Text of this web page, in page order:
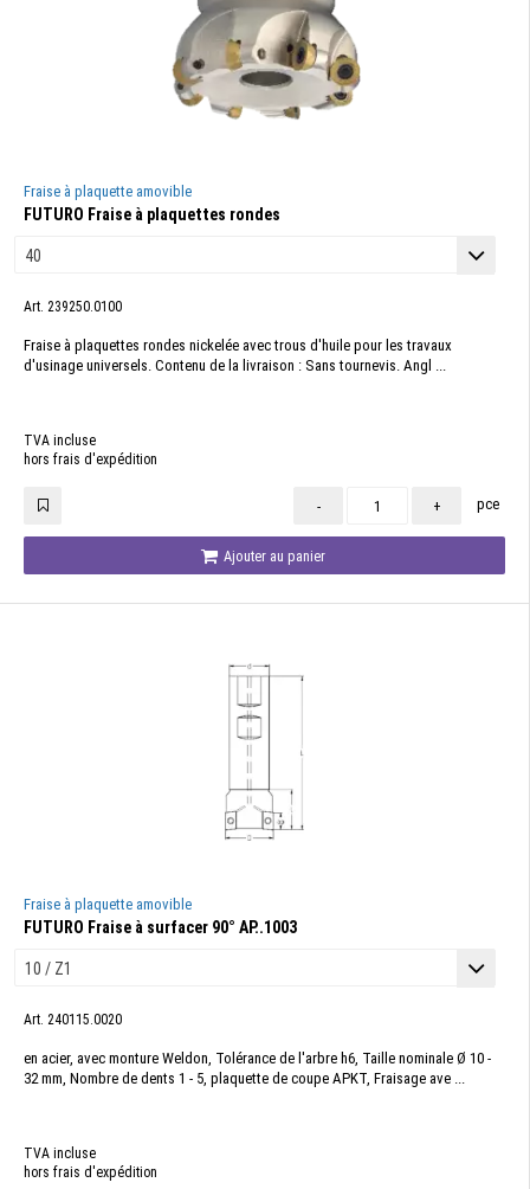
Fraise à plaquette amovible
FUTURO Fraise à plaquettes rondes
Art. 239250.0100
Fraise à plaquettes rondes nickelée avec trous d'huile pour les travaux
d'usinage universels. Contenu de la livraison : Sans tournevis. Angl ...
TVA incluse
hors frais d'expédition
- + pce
Ajouter au panier
Fraise à plaquette amovible
FUTURO Fraise à surfacer 90° AP..1003
Art. 240115.0020
en acier, avec monture Weldon, Tolérance de l'arbre h6, Taille nominale Ø 10 -
32 mm, Nombre de dents 1 - 5, plaquette de coupe APKT, Fraisage ave ...
TVA incluse
hors frais d'expédition